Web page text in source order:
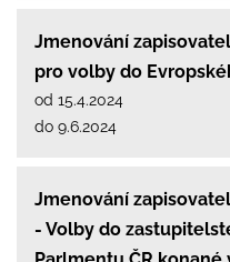
Jmenování
pro volby do
od 15.4.2024
do 9.6.2024
Jmenování
- Volby do